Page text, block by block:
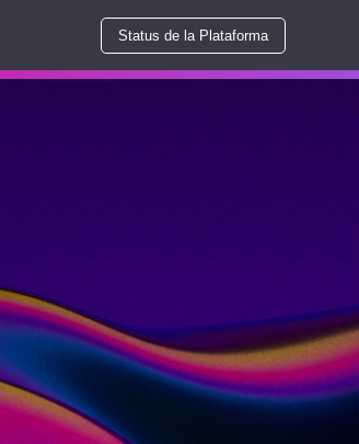
Status de la Plataforma